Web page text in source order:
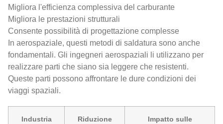
Migliora l'efficienza complessiva del carburante
Migliora le prestazioni strutturali
Consente possibilità di progettazione complesse
In aerospaziale, questi metodi di saldatura sono anche
fondamentali. Gli ingegneri aerospaziali li utilizzano per
realizzare parti che siano sia leggere che resistenti.
Queste parti possono affrontare le dure condizioni dei
viaggi spaziali.
Industria
Riduzione
Impatto sulle